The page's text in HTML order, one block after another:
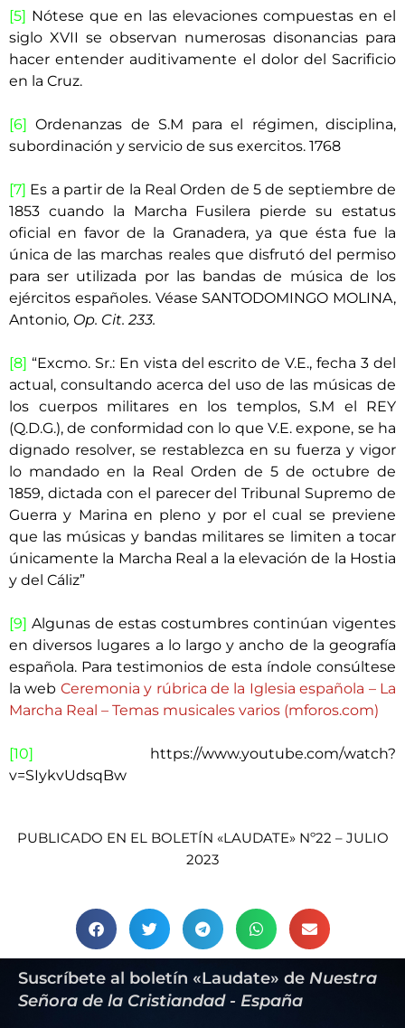
[5] Nótese que en las elevaciones compuestas en el
siglo XVII se observan numerosas disonancias para
hacer entender auditivamente el dolor del Sacrificio
en la Cruz.
[6]
Ordenanzas de S.M para el régimen, disciplina,
subordinación y servicio de sus exercitos. 1768
[7] Es a partir de la Real Orden de 5 de septiembre de
1853 cuando la Marcha Fusilera pierde su estatus
oficial en favor de la Granadera, ya que ésta fue la
única de las marchas reales que disfrutó del permiso
para ser utilizada por las bandas de música de los
ejércitos españoles. Véase SANTODOMINGO MOLINA,
Antonio, Op. Cit. 233.
[8] “Excmo. Sr.: En vista del escrito de V.E., fecha 3 del
actual, consultando acerca del uso de las músicas de
los cuerpos militares en los templos, S.M el REY
(Q.D.G.), de conformidad con lo que V.E. expone, se ha
dignado resolver, se restablezca en su fuerza y vigor
lo mandado en la Real Orden de 5 de octubre de
1859, dictada con el parecer del Tribunal Supremo de
Guerra y Marina en pleno y por el cual se previene
que las músicas y bandas militares se limiten a tocar
únicamente la Marcha Real a la elevación de la Hostia
y del Cáliz”
[9] Algunas de estas costumbres continúan vigentes
en diversos lugares a lo largo y ancho de la geografía
española. Para testimonios de esta índole consúltese
la web Ceremonia y rúbrica de la Iglesia española – La
Marcha Real – Temas musicales varios (mforos.com)
[10]
https://www.youtube.com/watch?
v=SIykvUdsqBw
PUBLICADO EN EL BOLETÍN «LAUDATE» Nº22 – JULIO
2023
Suscríbete al boletín «Laudate» de Nuestra
Señora de la Cristiandad - España